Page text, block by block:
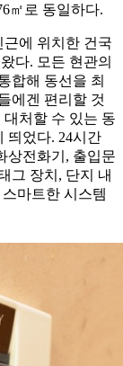
㎡로 동일하다.
에 위치한 건국
다. 모든 현관의
합해 동선을 최
에겐 편리할 것
처할 수 있는 동
띄었다. 24시간
상전화기, 출입문
그 장치, 단지 내
마트한 시스템